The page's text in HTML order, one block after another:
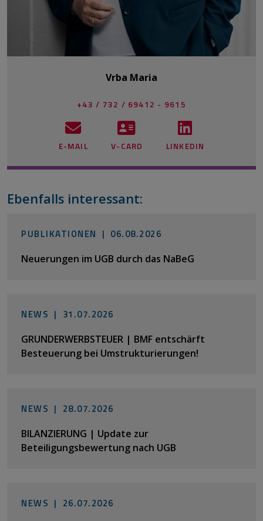
Vrba Maria
+43 / 732 / 69412 - 9615
E-MAIL V-CARD LINKEDIN
Ebenfalls interessant:
PUBLIKATIONEN | 06.08.2026
Neuerungen im UGB durch das NaBeG
NEWS | 31.07.2026
GRUNDERWERBSTEUER | BMF entschärft
Besteuerung bei Umstrukturierungen!
NEWS | 28.07.2026
BILANZIERUNG | Update zur
Beteiligungsbewertung nach UGB
NEWS | 26.07.2026